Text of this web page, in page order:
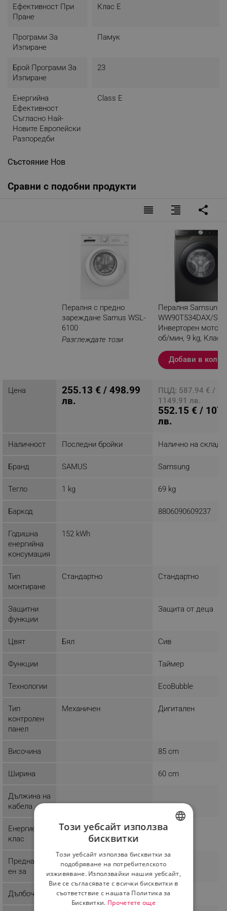
Ефективност При
Пране
Клас E
Програми За
Изпиране
Памук
Брой Програми За
Изпиране
23
Енергийна
Ефективност
Съгласно Най-
Новите Европейски
Разпоредби
Class E
Състояние Нов
Сравни с подобни продукти
reorder format_align_right share
Пералня с предно
зареждане Samus WSL-
6100
Разглеждате този
Пералня Samsung
WW90T534DAX/S7,
Инверторен мотор,
об/мин, 9 kg, Клас
InoxДобави в
Цена
255.13 € / 498.99
лв.
ПЦД: 587.94 € /
1149.91 лв.
552.15 € /
лв.
Наличност Последни бройки Налично на склад
Бранд SAMUS Samsung
Тегло 1 kg 69 kg
Баркод 8806090609237
Годишна
енергийна
консумация
152 kWh
Тип
монтиране
Стандартно Стандартно
Защитни
функции
Защита от деца
Цвят Бял Сив
Функции Таймер
Технологии EcoBubble
Тип
контролен
панел
Механичен Дигитален
Височина 85 cm
Ширина 60 cm
Дължина на
кабела
Енергиен
клас
E
Предназнач
ен за
Кухня
Дълбочина 60 cm
Този уебсайт използва
бисквитки
Този уебсайт използва бисквитки за
подобряване на потребителското
изживяване. Използвайки нашия уебсайт,
Вие се съгласявате с всички бисквитки в
съответствие с нашата Политика за
Бисквитки. Прочетете още